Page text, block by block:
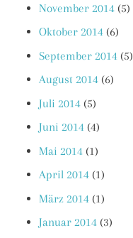
November 2014 (5)
Oktober 2014 (6)
September 2014 (5)
August 2014 (6)
Juli 2014 (5)
Juni 2014 (4)
Mai 2014 (1)
April 2014 (1)
März 2014 (1)
Januar 2014 (3)